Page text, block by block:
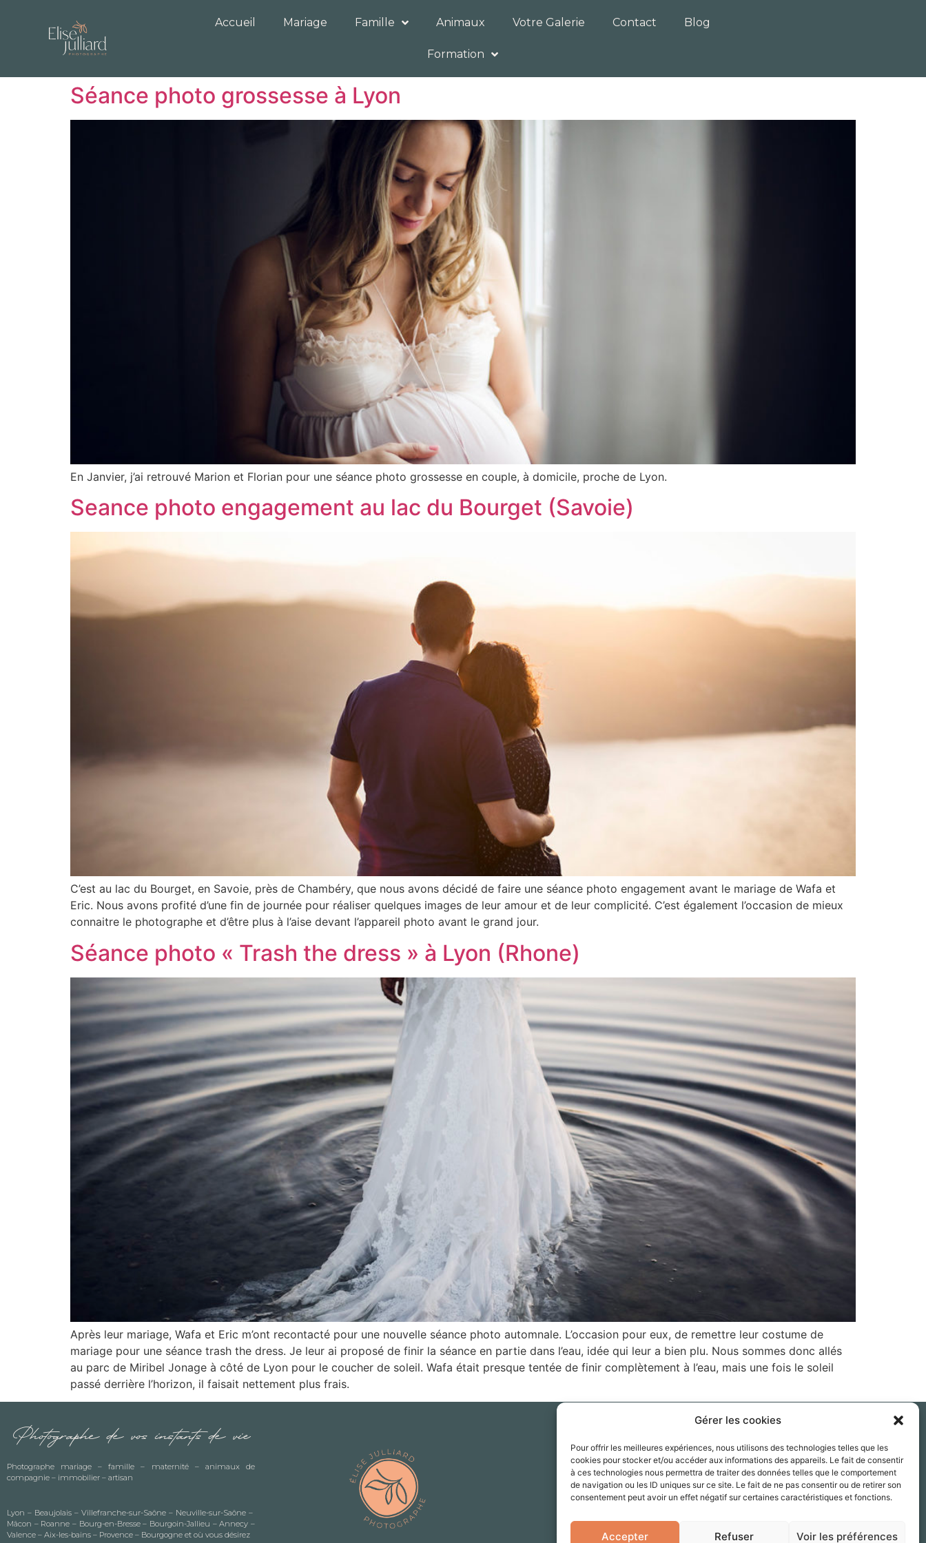
Gérer les cookies
Pour offrir les meilleures expériences, nous utilisons des technologies telles que les
cookies pour stocker et/ou accéder aux informations des appareils. Le fait de consentir
à ces technologies nous permettra de traiter des données telles que le comportement
de navigation ou les ID uniques sur ce site. Le fait de ne pas consentir ou de retirer son
consentement peut avoir un effet négatif sur certaines caractéristiques et fonctions.
Accepter Refuser Voir les préférences
Accueil Mariage Famille Animaux Votre Galerie Contact Blog
Formation
Séance photo grossesse à Lyon
En Janvier, j’ai retrouvé Marion et Florian pour une séance photo grossesse en couple, à domicile, proche de Lyon.
Seance photo engagement au lac du Bourget (Savoie)
C’est au lac du Bourget, en Savoie, près de Chambéry, que nous avons décidé de faire une séance photo engagement avant le mariage de Wafa et
Eric. Nous avons profité d’une fin de journée pour réaliser quelques images de leur amour et de leur complicité. C’est également l’occasion de mieux
connaitre le photographe et d’être plus à l’aise devant l’appareil photo avant le grand jour.
Séance photo « Trash the dress » à Lyon (Rhone)
Après leur mariage, Wafa et Eric m’ont recontacté pour une nouvelle séance photo automnale. L’occasion pour eux, de remettre leur costume de
mariage pour une séance trash the dress. Je leur ai proposé de finir la séance en partie dans l’eau, idée qui leur a bien plu. Nous sommes donc allés
au parc de Miribel Jonage à côté de Lyon pour le coucher de soleil. Wafa était presque tentée de finir complètement à l’eau, mais une fois le soleil
passé derrière l’horizon, il faisait nettement plus frais.
Photographe de vos instants de vie
Photographe mariage –famille – maternité– animaux de
compagnie – immobilier – artisan
Lyon – Beaujolais – Villefranche-sur-Saône – Neuville-sur-Saône –
Mâcon – Roanne – Bourg-en-Bresse – Bourgoin-Jallieu – Annecy –
Valence – Aix-les-bains – Provence – Bourgogne et où vous désirez
elise.julliard@gmail.com
06 87 79 64 62
N° Siret : 809 010 457 00038
Mentions légales –Contact